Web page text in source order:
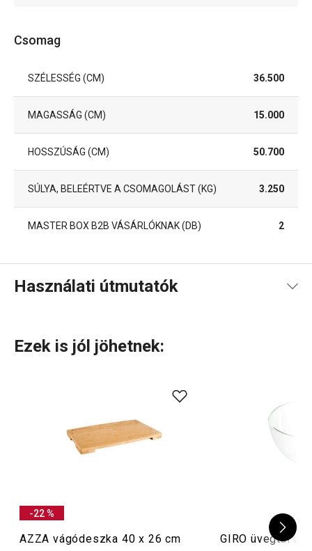
Csomag
SZÉLESSÉG (CM) 36.500
MAGASSÁG (CM) 15.000
HOSSZÚSÁG (CM) 50.700
SÚLYA, BELEÉRTVE A CSOMAGOLÁST (KG) 3.250
MASTER BOX B2B VÁSÁRLÓKNAK (DB) 2
Használati útmutatók
Ezek is jól jöhetnek:
-22 %
AZZA vágódeszka 40 x 26 cm GIRO üvegtál ø